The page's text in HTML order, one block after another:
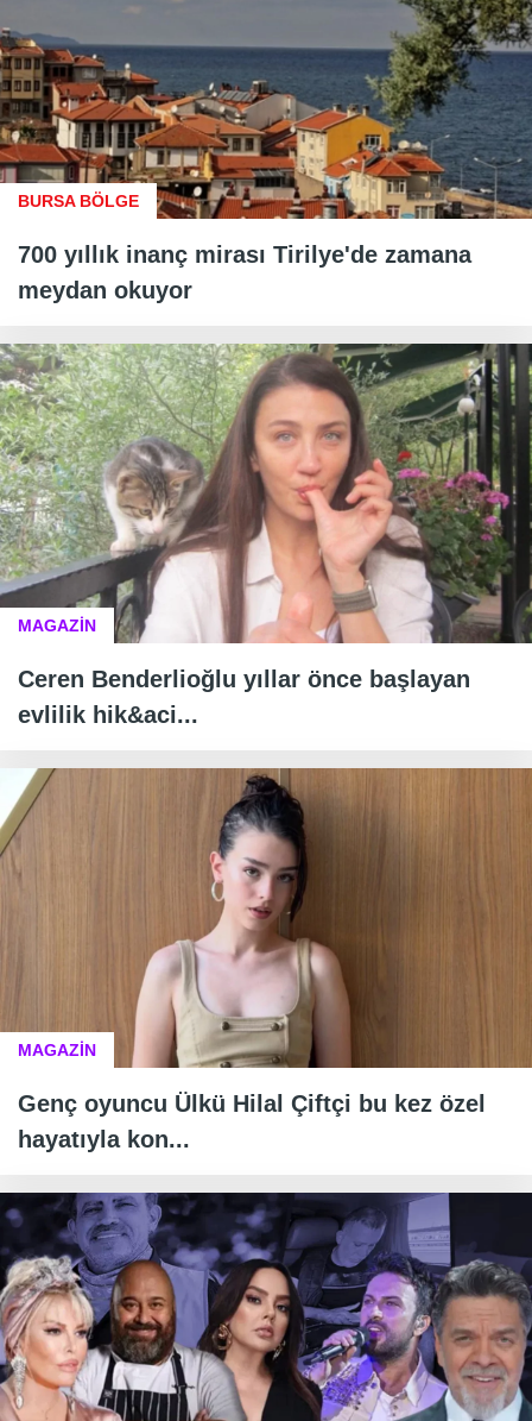
BURSA BÖLGE
700 yıllık inanç mirası Tirilye'de zamana
meydan okuyor
MAGAZİN
Ceren Benderlioğlu yıllar önce başlayan
evlilik hik&aci...
MAGAZİN
Genç oyuncu Ülkü Hilal Çiftçi bu kez özel
hayatıyla kon...